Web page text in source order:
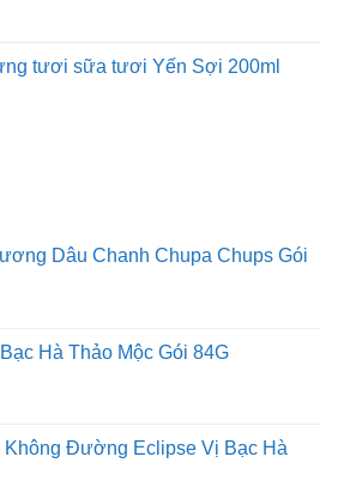
tươi sữa tươi Yến Sợi 200ml
Dâu Chanh Chupa Chups Gói
Hà Thảo Mộc Gói 84G
Không Đường Eclipse Vị Bạc Hà